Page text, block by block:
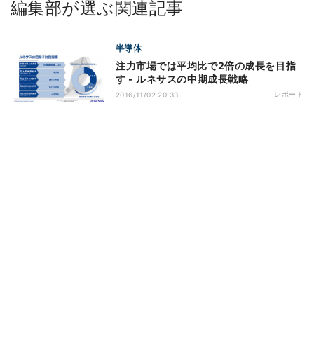
編集部が選ぶ関連記事
半導体
注力市場では平均比で2倍の成長を目指
す - ルネサスの中期成長戦略
2016/11/02 20:33 レポート